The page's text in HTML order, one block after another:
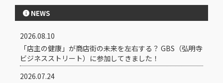
NEWS
2026.08.10
「店主の健康」が商店街の未来を左右する？ GBS（弘明寺
ビジネスストリート）に参加してきました！
2026.07.24